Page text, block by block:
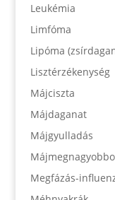
Leukémia
Limfóma
Lipóma
Lisztérzékenység
Májciszta
Májdaganat
Májgyulladás
Megfázás-